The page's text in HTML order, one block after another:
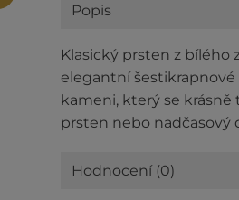
Popis
Klasický prsten z
elegantní
kameni, který se
prsten nebo nadčasový
Hodnocení (0)